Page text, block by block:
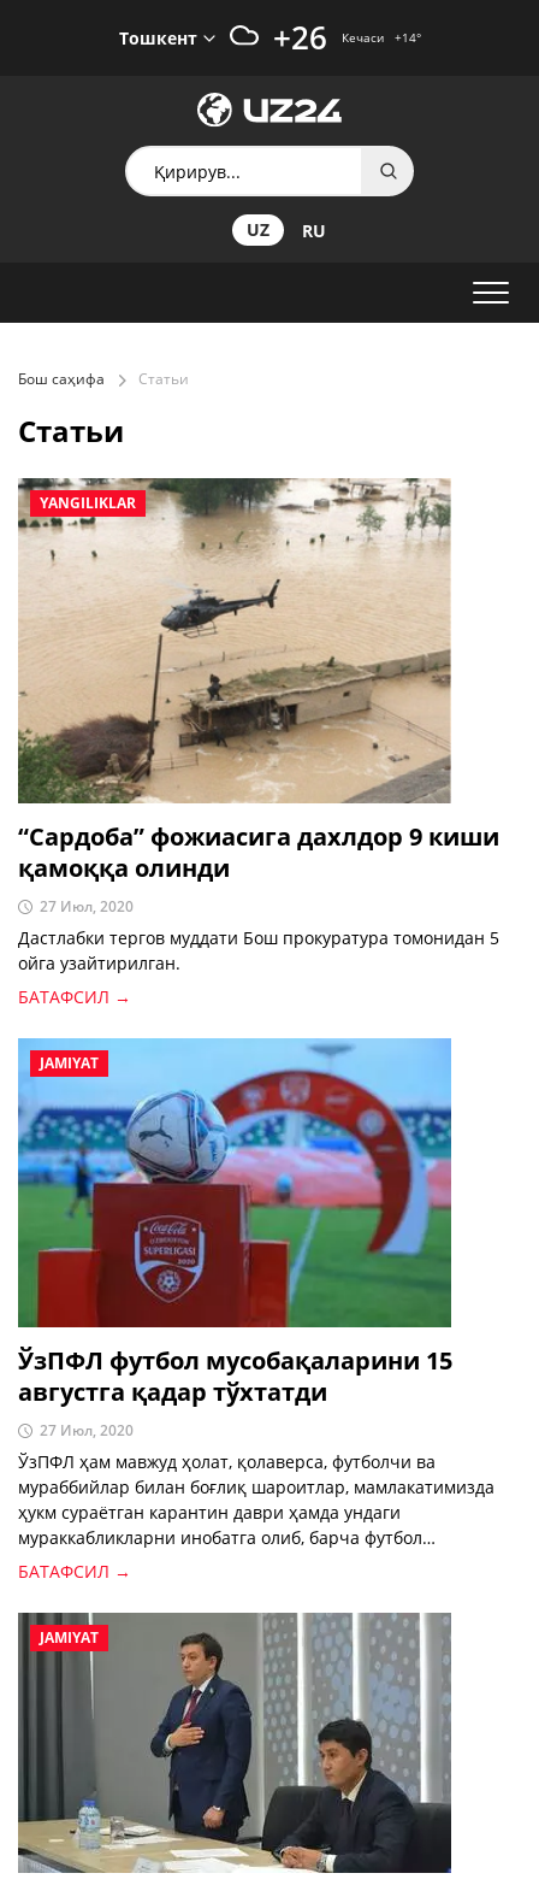
Тошкент +26 Кечаси +14°
UZ RU
Бош саҳифа Статьи
Статьи
YANGILIKLAR
“Сардоба” фожиасига дахлдор 9 киши
қамоққа олинди
27 Июл, 2020
Дастлабки тергов муддати Бош прокуратура томонидан 5
ойга узайтирилган.
БАТАФСИЛ →
JAMIYAT
ЎзПФЛ футбол мусобақаларини 15
августга қадар тўхтатди
27 Июл, 2020
ЎзПФЛ ҳам мавжуд ҳолат, қолаверса, футболчи ва
мураббийлар билан боғлиқ шароитлар, мамлакатимизда
ҳукм сураётган карантин даври ҳамда ундаги
мураккабликларни инобатга олиб, барча футбол
мусобақаларини 15 августга қадар қолдирди.
БАТАФСИЛ →
JAMIYAT